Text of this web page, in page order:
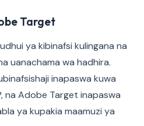
Target
ya kibinafsi kulingana na
uanachama wa hadhira.
inapaswa kuwa
na Adobe Target inapaswa
ya kupakia maamuzi ya